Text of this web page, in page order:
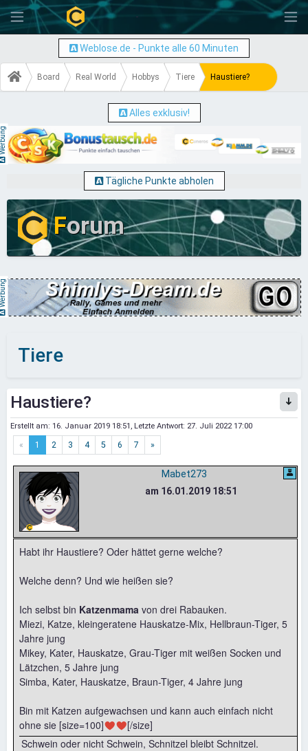
-
Weblose.de - Punkte alle 60 Minuten
Board Real World Hobbys Tiere Haustiere?
Alles exklusiv!
Tägliche Punkte abholen
Forum
Tiere
Haustiere?
Erstellt am: 16. Januar 2019 18:51 , Letzte Antwort: 27. Juli 2022 17:00
« 1 2 3 4 5 6 7 »
Mabet273
am 16.01.2019 18:51
Habt ihr Haustiere? Oder hättet gerne welche?
Welche denn? Und wie heißen sie?
Ich selbst bin Katzenmama von drei Rabauken.
Miezi, Katze, kleingeratene Hauskatze-Mix, Hellbraun-Tiger, 5
Jahre jung
Mikey, Kater, Hauskatze, Grau-Tiger mit weißen Socken und
Lätzchen, 5 Jahre jung
Simba, Kater, Hauskatze, Braun-Tiger, 4 Jahre jung
Bin mit Katzen aufgewachsen und kann auch einfach nicht
ohne sie [size=100]♥♥[/size]
Schwein oder nicht Schwein, Schnitzel bleibt Schnitzel.